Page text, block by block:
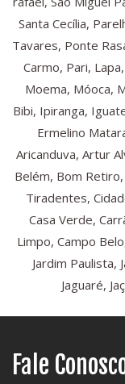
Santa Cecília,
Tavares, Ponte
Carmo, Pari,
Moema, Móoca,
Bibi, Ipiranga,
Ermelino
Aricanduva, Artur
Belém, Bom
Tiradentes,
Casa Verde,
Limpo, Campo
Jardim Paulista,
Jaguaré,
Fale